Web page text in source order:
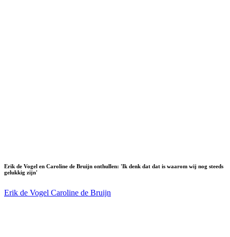
Erik de Vogel en Caroline de Bruijn onthullen: 'Ik denk dat dat is waarom wij nog steeds
gelukkig zijn'
Erik de Vogel Caroline de Bruijn